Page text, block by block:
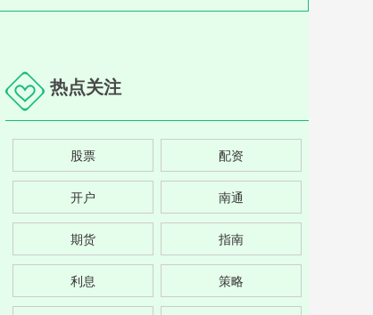
热点关注
股票 配资
开户 南通
期货 指南
利息 策略